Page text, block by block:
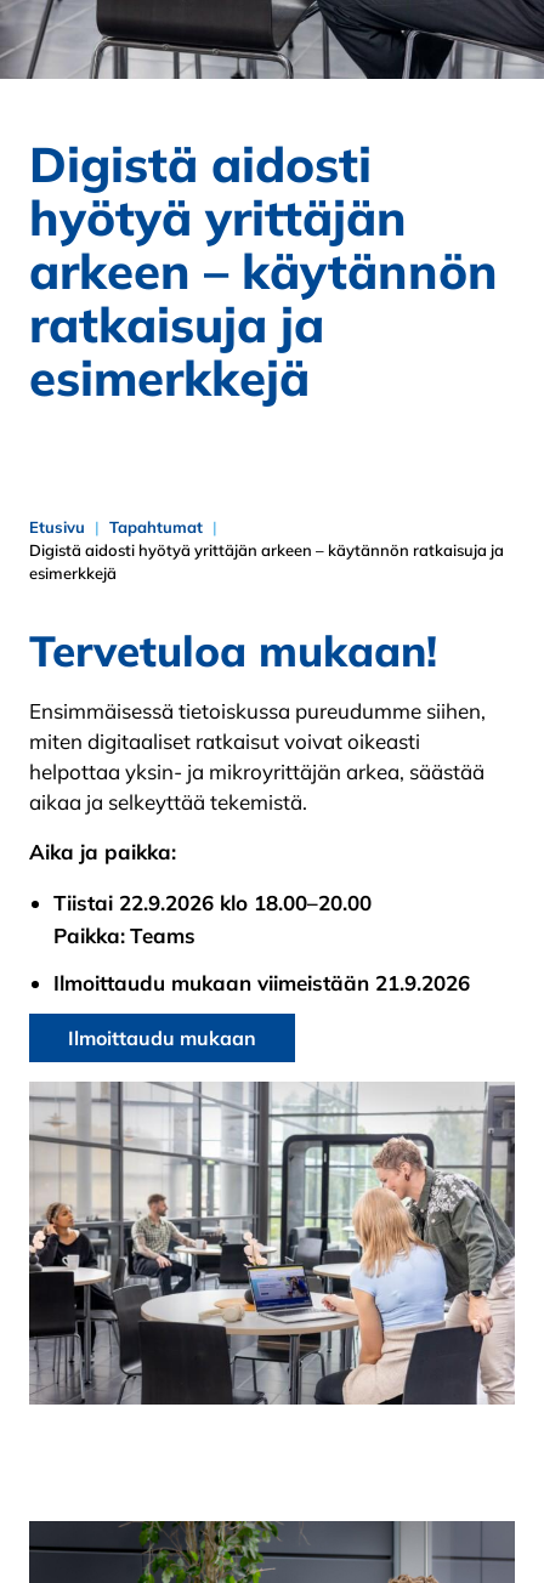
Digistä aidosti
hyötyä yrittäjän
arkeen – käytännön
ratkaisuja ja
esimerkkejä
Etusivu
Tapahtumat
Digistä aidosti hyötyä yrittäjän arkeen – käytännön ratkaisuja ja
esimerkkejä
Tervetuloa mukaan!
Ensimmäisessä tietoiskussa pureudumme siihen,
miten digitaaliset ratkaisut voivat oikeasti
helpottaa yksin- ja mikroyrittäjän arkea, säästää
aikaa ja selkeyttää tekemistä.
Aika ja paikka:
Tiistai 22.9.2026 klo 18.00–20.00
Paikka:Teams
Ilmoittaudu mukaan viimeistään 21.9.2026
Ilmoittaudu mukaan